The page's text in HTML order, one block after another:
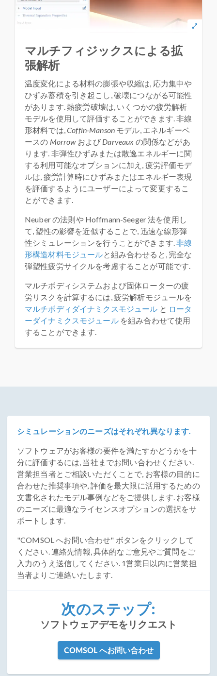
マルチフィジックスによる拡
張解析
温度変化による材料の膨張や収縮は, 応力集中や
ひずみ蓄積を引き起こし, 破壊につながる可能性
があります. 熱疲労破壊は, いくつかの疲労解析
モデルを使用して評価することができます. 非線
形材料では,Coffin-Manson モデル, エネルギーベ
ースの Morrowおよび Darveaux の関係などがあ
ります. 非弾性ひずみまたは散逸エネルギーに関
する利用可能なオプションに加え, 疲労評価モデ
ルは, 疲労計算時にひずみまたはエネルギー表現
を評価するようにユーザーによって変更するこ
とができます.
Neuber の法則や Hoffmann-Seeger 法を使用し
て, 塑性の影響を近似することで, 迅速な線形弾
性シミュレーションを行うことができます.非線
形構造材料モジュールと組み合わせると, 完全な
弾塑性疲労サイクルを考慮することが可能です.
マルチボディシステムおよび固体ローターの疲
労リスクを計算するには, 疲労解析モジュールを
マルチボディダイナミクスモジュール と ロータ
ーダイナミクスモジュールを組み合わせて使用
することができます.
シミュレーションのニーズはそれぞれ異なります.
ソフトウェアがお客様の要件を満たすかどうかを十
分に評価するには, 当社までお問い合わせください.
営業担当者とご相談いただくことで, お客様の目的に
合わせた推奨事項や, 評価を最大限に活用するための
文書化されたモデル事例などをご提供します. お客様
のニーズに最適なライセンスオプションの選択をサ
ポートします.
"COMSOL へお問い合わせ" ボタンをクリックして
ください. 連絡先情報, 具体的なご意見やご質問をご
入力のうえ送信してください. 1営業日以内に営業担
当者よりご連絡いたします.
次のステップ:
ソフトウェアデモをリクエスト
COMSOL へお問い合わせ